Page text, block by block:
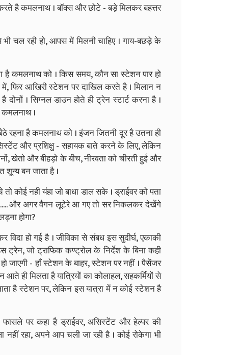
है कमलनाथ । बॉक्स और छोटे - बड़े मिलकर बहत्तर
चल रही हो, आपस में मिलनी चाहिए । गाय-बछड़े के
है कमलनाथ को । किस समय, कौन सा स्टेशन पार हो
फिर आखिरी स्टेशन पर दाखिल करते है । मिलान न
। सिग्नल डाउन होते ही ट्रेन स्टार्ट करना है ।
कमलनाथ ।
रहना है कमलनाथ को । इंजन जितनी दूर है उतना ही
और प्रशिक्षु - सहायक बाते करने के लिए, लेकिन
खेतो और बीहड़ो के बीच, नीरवता को चीरती हुई और
बन जाता है ।
कोई नही यंहा जो बाधा डाल सके । ड्राईवर को पता
..... और अगर वैगन लूटेरे आ गए तो सर निकलकर देखेंगे
होगा?
विदा हो गई है । जीविका से संबध इस सुदीर्घ, एकाकी
जो ट्राफिक कण्ट्रोल के निर्देश के बिना कही
जाएगी - हाँ स्टेशन के बाहर, स्टेशन पर नहीं । पैसेंजर
ही मिलता है यात्रियों का कोलाहल, सहकर्मियों से
है स्टेशन पर, लेकिन इस यात्रा में न कोई स्टेशन है
फासले पर कहा है ड्राईवर, असिस्टेंट और हेल्पर की
नहीं रहा, अपने आप चली जा रही है । कोई रोकेगा भी